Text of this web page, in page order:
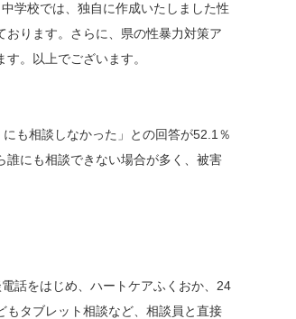
学校では、独自に作成いたしました性
ります。さらに、県の性暴力対策ア
。以上でございます。
も相談しなかった」との回答が52.1％
誰にも相談できない場合が多く、被害
話をはじめ、ハートケアふくおか、24
タブレット相談など、相談員と直接